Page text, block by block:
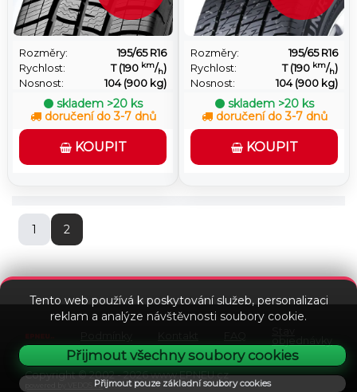
Tento web používá k poskytování služeb, personalizaci
reklam a analýze návštěvnosti soubory cookie.
Přijmout všechny soubory cookies
Přijmout pouze základní soubory cookies
Rozměry:
195/65 R16
Rychlost:
T (190 km/h)
Nosnost:
104 (900 kg)
skladem >20 ks
doručení do 3-7 dnů
KOUPIT
Rozměry:
195/65 R16
Rychlost:
T (190 km/h)
Nosnost:
104 (900 kg)
skladem >20 ks
doručení do 3-7 dnů
KOUPIT
1 2
objednávky
Copyright © 2002 - 2026 www.EPNEU.cz
powered by VEDOS.cz